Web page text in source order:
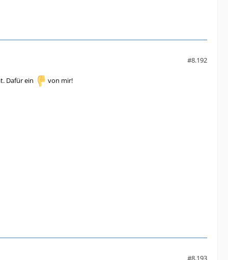
#8.192
Dafür ein von mir!
#8.193